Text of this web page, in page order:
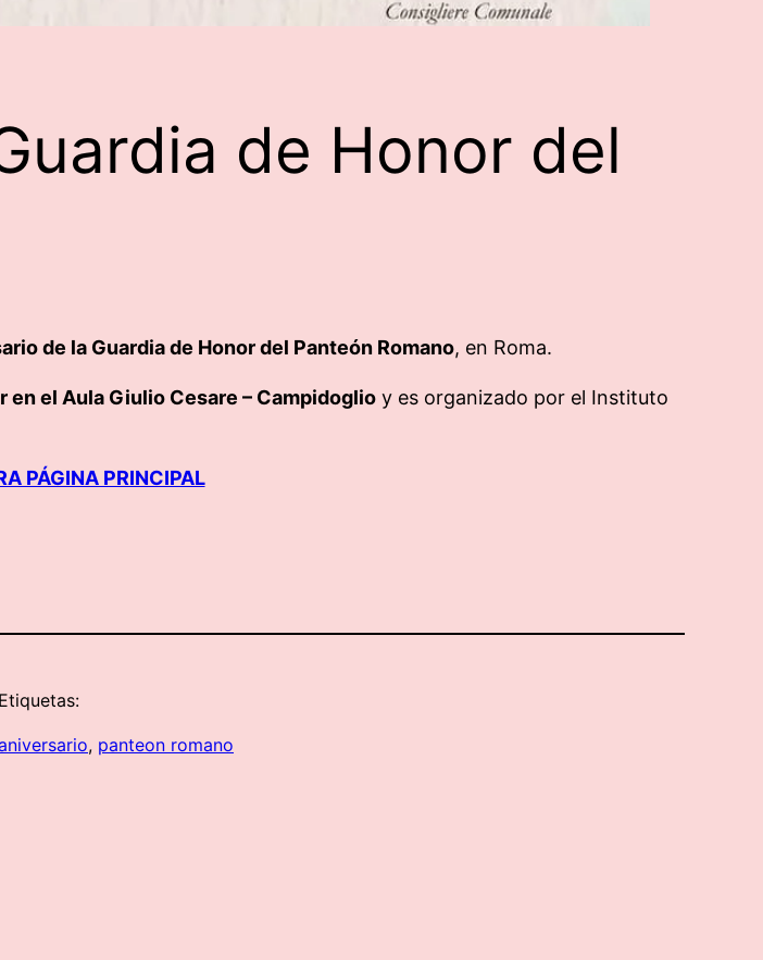
de Honor del
de la Guardia de Honor del Panteón Romano, en Roma.
el Aula Giulio Cesare – Campidoglio y es organizado por el Instituto
PÁGINA PRINCIPAL
Etiquetas:
, panteon romano